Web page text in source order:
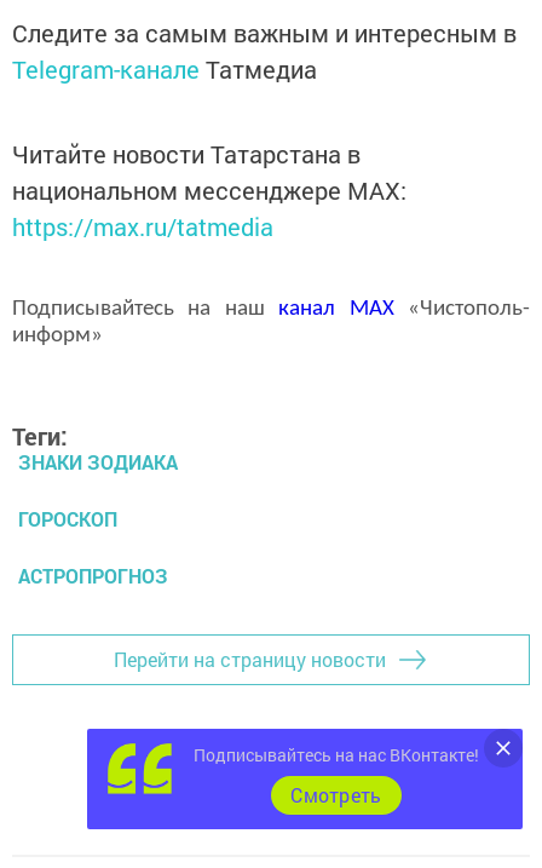
Следите за самым важным и интересным в
Telegram-канале Татмедиа
Читайте новости Татарстана в
национальном мессенджере MАХ:
https://max.ru/tatmedia
Подписывайтесь на наш канал MAX«Чистополь-
информ»
Теги:
ЗНАКИ ЗОДИАКА
ГОРОСКОП
АСТРОПРОГНОЗ
Перейти на страницу новости
Подписывайтесь на нас ВКонтакте!
Cмотреть